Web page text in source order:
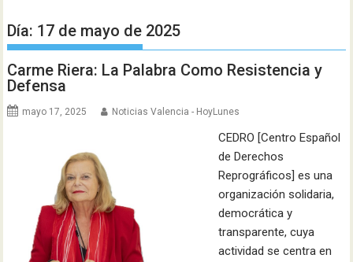
Día: 17 de mayo de 2025
Carme Riera: La Palabra Como Resistencia y
Defensa
mayo 17, 2025 Noticias Valencia - HoyLunes
CEDRO [Centro Español
de Derechos
Reprográficos] es una
organización solidaria,
democrática y
transparente, cuya
actividad se centra en